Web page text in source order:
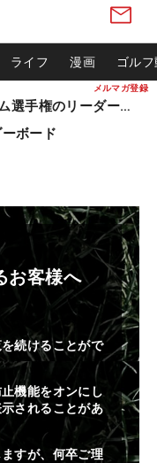
メルマガ登録
ライフ 漫画 ゴル
松山英樹ら出場 ウィンダム選手権のリーダーボード
ボード
お客様へ
続けることがで
機能をオンにし
されることがあ
すが、何卒ご理